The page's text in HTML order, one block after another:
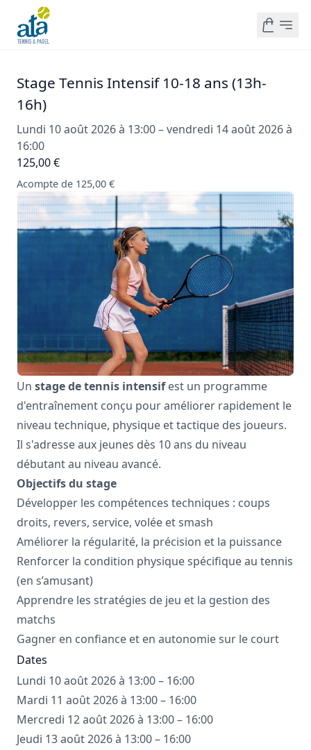
Stage Tennis Intensif 10-18 ans (13h-
16h)
Lundi 10 août 2026 à 13:00 – vendredi 14 août 2026 à
16:00
125,00 €
Acompte de 125,00 €
Un stage de tennis intensifest un programme
d'entraînement conçu pour améliorer rapidement le
niveau technique, physique et tactique des joueurs.
Il s'adresse aux jeunes dès 10 ans du niveau
débutant au niveau avancé.
Objectifs du stage
Développer les compétences techniques : coups
droits, revers, service, volée et smash
Améliorer la régularité, la précision et la puissance
Renforcer la condition physique spécifique au tennis
(en s’amusant)
Apprendre les stratégies de jeu et la gestion des
matchs
Gagner en confiance et en autonomie sur le court
Dates
Lundi 10 août 2026 à 13:00 – 16:00
Mardi 11 août 2026 à 13:00 – 16:00
Mercredi 12 août 2026 à 13:00 – 16:00
Jeudi 13 août 2026 à 13:00 – 16:00